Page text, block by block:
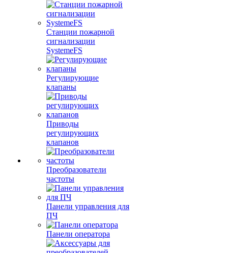
Станции пожарной
сигнализации
SystemeFS
Регулирующие
клапаны
Приводы
регулирующих
клапанов
Преобразователи
частоты
Панели управления для
ПЧ
Панели оператора